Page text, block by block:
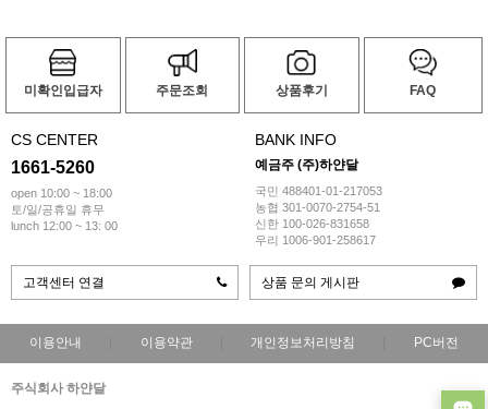
미확인입급자 주문조회 상품후기 FAQ
CS CENTER
1661-5260
open 10:00 ~ 18:00
토/일/공휴일 휴무
lunch 12:00 ~ 13: 00
BANK INFO
예금주 (주)하얀달
국민 488401-01-217053
농협 301-0070-2754-51
신한 100-026-831658
우리 1006-901-258617
고객센터 연결 상품 문의 게시판
이용안내 이용약관 개인정보처리방침 PC버전
주식회사 하얀달